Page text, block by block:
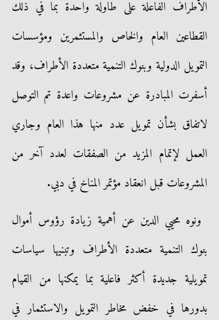
الأطراف الفاعلة على طاولة واحدة بما في ذلك
القطاعين العام والخاص والمستثمرين ومؤسسات
التمويل الدولية وبنوك التنمية متعددة الأطراف، وقد
أسفرت المبادرة عن مشروعات واعدة تم التوصل
لاتفاق بشأن تمويل عدد منها هذا العام وجاري
العمل لإتمام المزيد من الصفقات لعدد آخر من
المشروعات قبل انعقاد مؤتمر المناخ في دبي.
ونوه محيي الدين عن أهمية زيادة رؤوس أموال
بنوك التنمية متعددة الأطراف وتبنيها سياسات
تمويلية جديدة أكثر فاعلية بما يمكنها من القيام
بدورها في خفض مخاطر التمويل والاستثمار في